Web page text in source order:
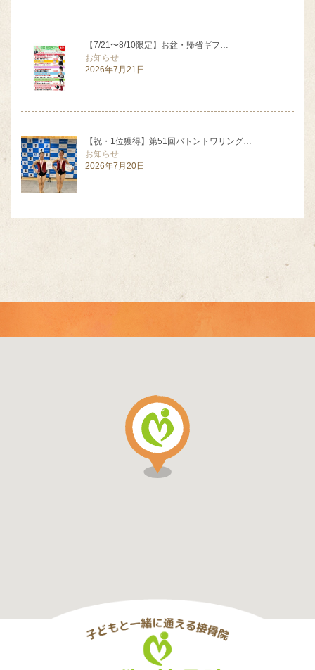
【7/21〜8/10限定】お盆・帰省ギフ…
お知らせ
2026年7月21日
【祝・1位獲得】第51回バトントワリング…
お知らせ
2026年7月20日